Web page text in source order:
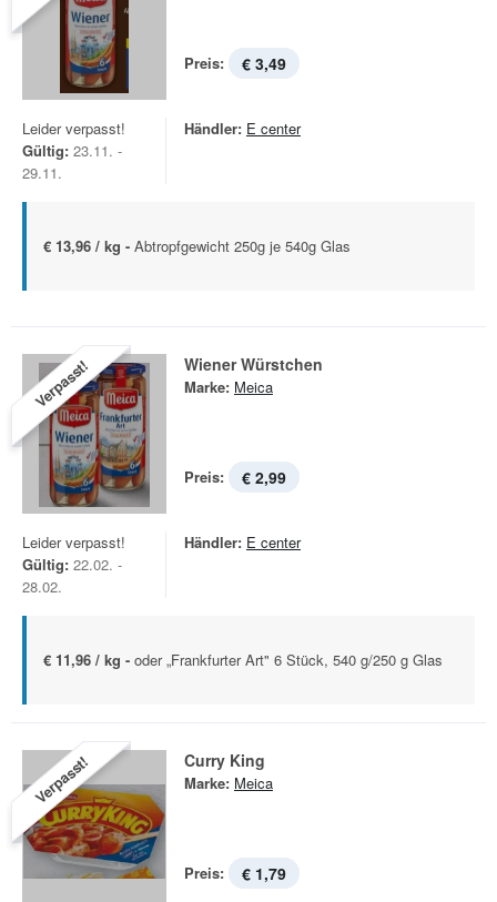
Preis: € 3,49
Leider verpasst!
Gültig: 23.11. -
29.11.
Händler: E center
€ 13,96 / kg - Abtropfgewicht 250g je 540g Glas
Verpasst! Wiener Würstchen
Marke: Meica
Preis: € 2,99
Leider verpasst!
Gültig: 22.02. -
28.02.
Händler: E center
€ 11,96 / kg - oder „Frankfurter Art" 6 Stück, 540 g/250 g Glas
Verpasst! Curry King
Marke: Meica
Preis: € 1,79